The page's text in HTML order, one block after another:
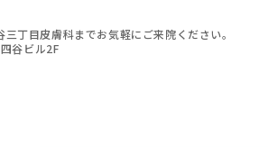
丁目皮膚科までお気軽にご来院ください。
谷ビル2F